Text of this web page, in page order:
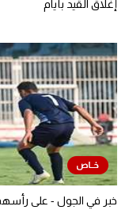
إغلاق القيد بأيام
خبر في الجول - على